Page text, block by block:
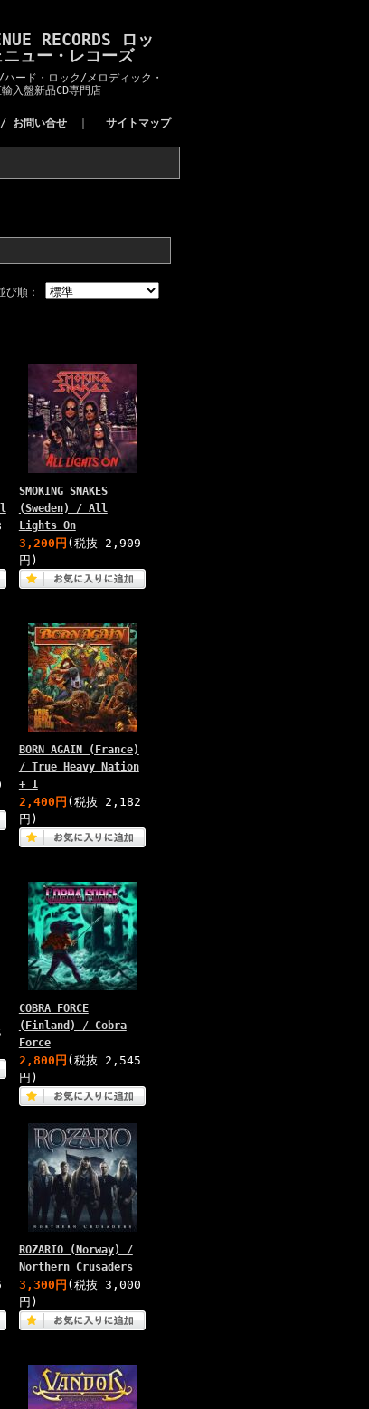
RECORDS ロッ
ュー・レコーズ
ード・ロック/メロディック・
入盤新品CD専門店
/ お問い合せ サイトマップ
び順：
SMOKING SNAKES
(Sweden) / All
Lights On
3,200円 (税抜 2,909
円)
BORN AGAIN (France)
/ True Heavy Nation
+ 1
2,400円 (税抜 2,182
円)
COBRA FORCE
(Finland) / Cobra
Force
2,800円 (税抜 2,545
円)
ROZARIO (Norway) /
Northern Crusaders
3,300円 (税抜 3,000
円)